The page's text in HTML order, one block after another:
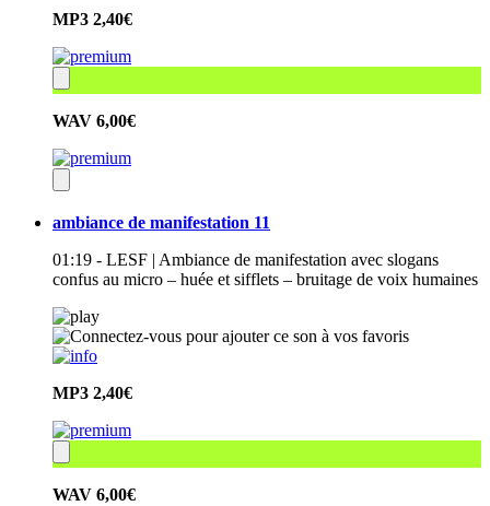
MP3 2,40€
WAV 6,00€
ambiance de manifestation 11
01:19 - LESF | Ambiance de manifestation avec slogans
confus au micro – huée et sifflets – bruitage de voix humaines
MP3 2,40€
WAV 6,00€